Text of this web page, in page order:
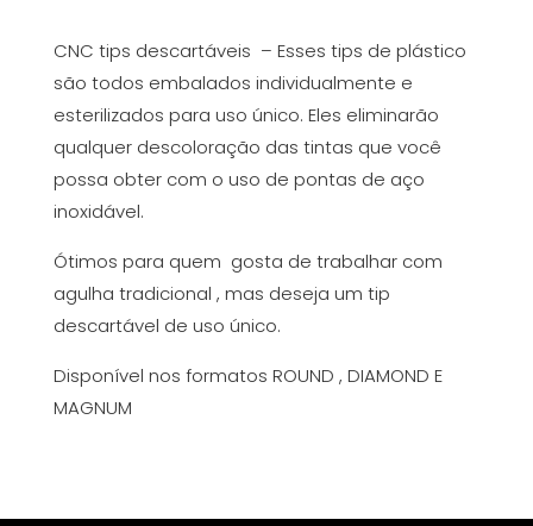
CNC tips descartáveis – Esses tips de plástico
são todos embalados individualmente e
esterilizados para uso único. Eles eliminarão
qualquer descoloração das tintas que você
possa obter com o uso de pontas de aço
inoxidável.
Ótimos para quem gosta de trabalhar com
agulha tradicional , mas deseja um tip
descartável de uso único.
Disponível nos formatos ROUND , DIAMOND E
MAGNUM